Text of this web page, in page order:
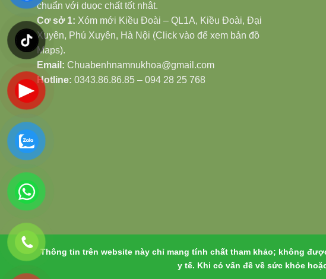
chuẩn với duọc chất tốt nhât.
Cơ sở 1: Xóm mới Kiều Đoài – QL1A, Kiều Đoài, Đại
Xuyên, Phú Xuyên, Hà Nội (Click vào để xem bản đồ
Maps).
Email: Chuabenhnamnukhoa@gmail.com
Hotline: 0343.86.86.85 – 094 28 25 768
Thông tin trên website này chỉ mang tính chất tham khảo; không
y tế. Khi có vấn đề về sức khỏe